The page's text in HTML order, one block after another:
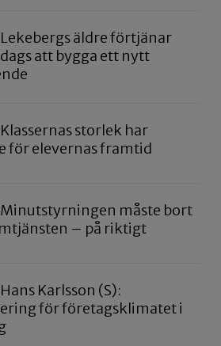
Lekebergs äldre förtjänar
att bygga ett nytt
Klassernas storlek har
för elevernas framtid
Minutstyrningen måste bort
– på riktigt
Hans Karlsson (S):
för företagsklimatet i